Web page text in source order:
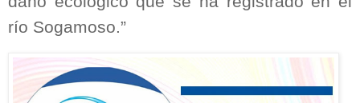
río Sogamoso.”